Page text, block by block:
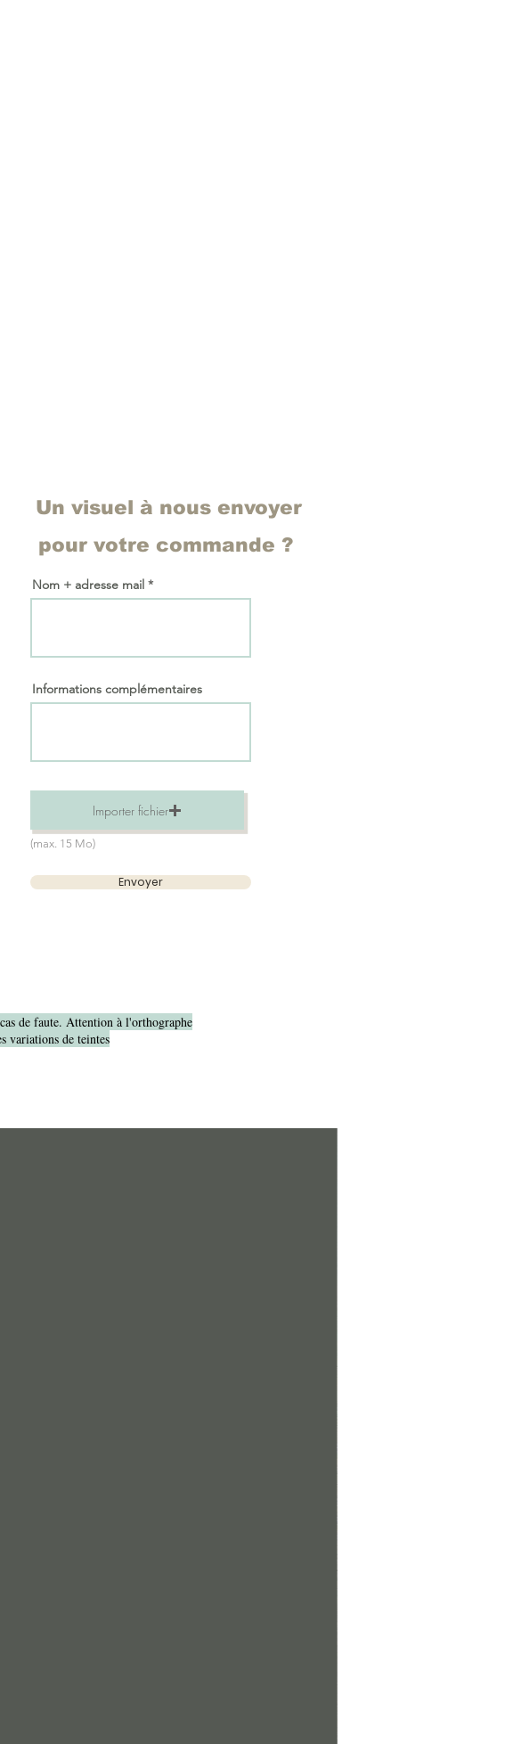
Un visuel à nous envoyer
pour votre commande ?
Nom + adresse mail
Informations complémentaires
Importer fichier
(max. 15 Mo)
Envoyer
de faute. Attention à l'orthographe
variations de teintes